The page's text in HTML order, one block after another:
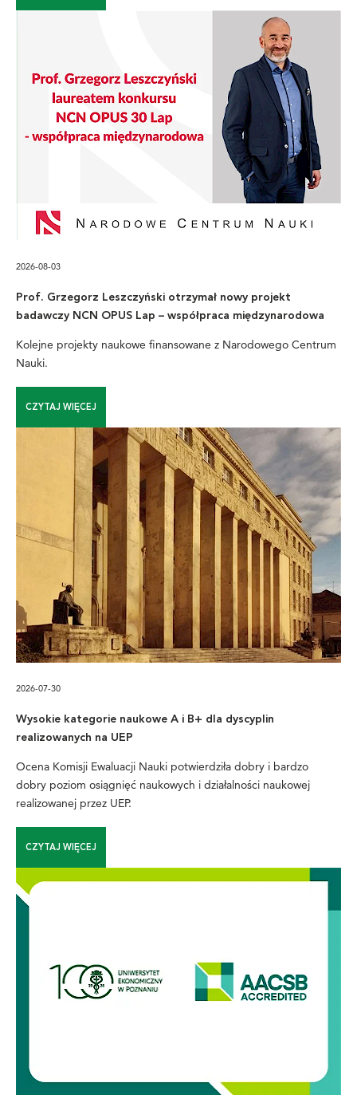
2026-08-03
Prof. Grzegorz Leszczyński otrzymał nowy projekt
badawczy NCN OPUS Lap – współpraca międzynarodowa
Kolejne projekty naukowe finansowane z Narodowego Centrum
Nauki.
CZYTAJ WIĘCEJ
2026-07-30
Wysokie kategorie naukowe A i B+ dla dyscyplin
realizowanych na UEP
Ocena Komisji Ewaluacji Nauki potwierdziła dobry i bardzo
dobry poziom osiągnięć naukowych i działalności naukowej
realizowanej przez UEP.
CZYTAJ WIĘCEJ